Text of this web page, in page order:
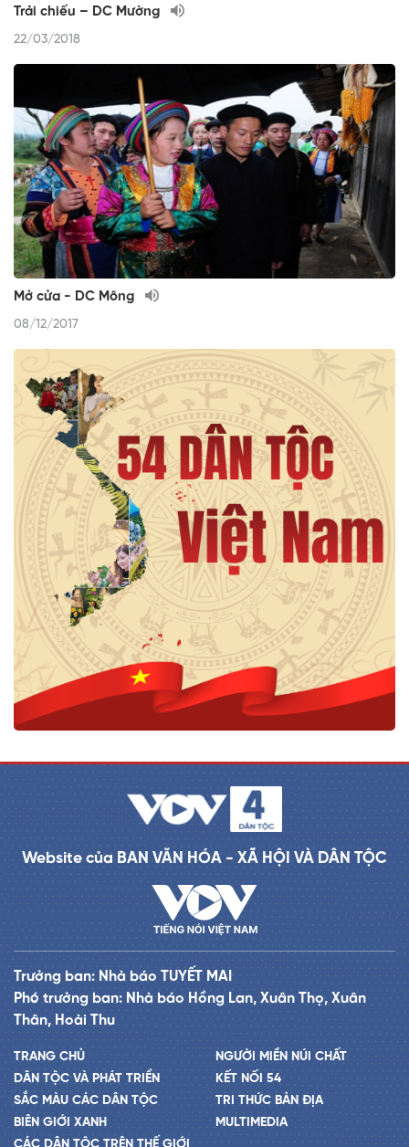
Trải chiếu – DC Mường
22/03/2018
Mở cửa - DC Mông
08/12/2017
Website của BAN VĂN HÓA - XÃ HỘI VÀ DÂN TỘC
Trưởng ban: Nhà báo TUYẾT MAI
Phó trưởng ban: Nhà báo Hồng Lan, Xuân Thọ, Xuân
Thân, Hoài Thu
TRANG CHỦ
DÂN TỘC VÀ PHÁT TRIỂN
SẮC MÀU CÁC DÂN TỘC
BIÊN GIỚI XANH
NGƯỜI MIỀN NÚI CHẤT
KẾT NỐI 54
TRI THỨC BẢN ĐỊA
MULTIMEDIA